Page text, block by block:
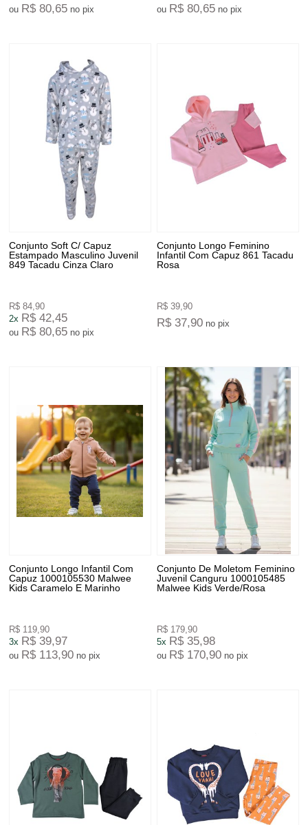
ou R$ 80,65 no pix ou R$ 80,65 no pix
Conjunto Soft C/ Capuz
Estampado Masculino Juvenil
849 Tacadu Cinza Claro
R$ 84,90
2x R$ 42,45
ou R$ 80,65 no pix
Conjunto Longo Feminino
Infantil Com Capuz 861 Tacadu
Rosa
R$ 39,90
R$ 37,90 no pix
Conjunto Longo Infantil Com
Capuz 1000105530 Malwee
Kids Caramelo E Marinho
R$ 119,90
3x R$ 39,97
ou R$ 113,90 no pix
Conjunto De Moletom Feminino
Juvenil Canguru 1000105485
Malwee Kids Verde/Rosa
R$ 179,90
5x R$ 35,98
ou R$ 170,90 no pix